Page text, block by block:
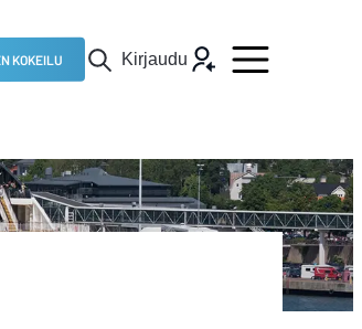
KOKEILU Kirjaudu